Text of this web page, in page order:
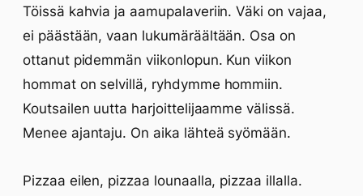
Töissä kahvia ja aamupalaveriin. Väki on vajaa,
ei päästään, vaan lukumäräältään. Osa on
ottanut pidemmän viikonlopun. Kun viikon
hommat on selvillä, ryhdymme hommiin.
Koutsailen uutta harjoittelijaamme välissä.
Menee ajantaju. On aika lähteä syömään.
Pizzaa eilen, pizzaa lounaalla, pizzaa illalla.